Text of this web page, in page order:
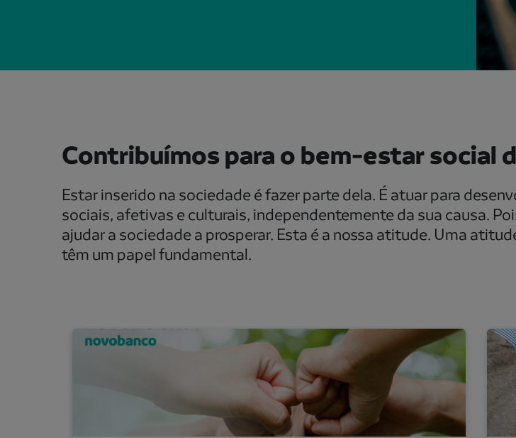
Contribuímos para o bem-estar social
Estar inserido na sociedade é fazer parte dela. É atuar para
sociais, afetivas e culturais, independentemente da sua causa.
ajudar a sociedade a prosperar. Esta é a nossa atitude. Uma
têm um papel fundamental.